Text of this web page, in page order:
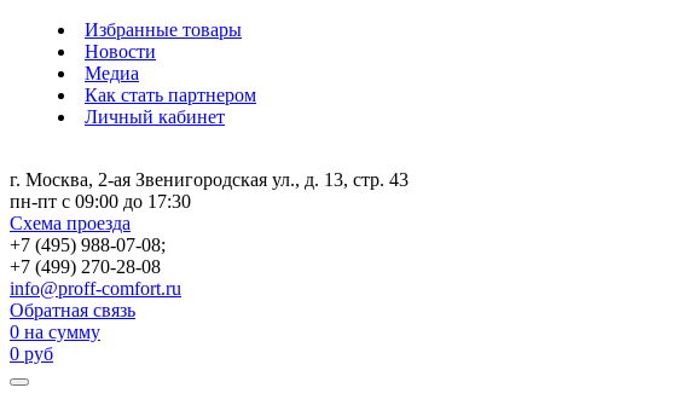
Избранные товары
Новости
Медиа
Как стать партнером
Личный кабинет
г. Москва, 2-ая Звенигородская ул., д. 13, стр. 43
пн-пт с 09:00 до 17:30
Схема проезда
+7 (495) 988-07-08;
+7 (499) 270-28-08
info@proff-comfort.ru
Обратная связь
0 на сумму
0 руб